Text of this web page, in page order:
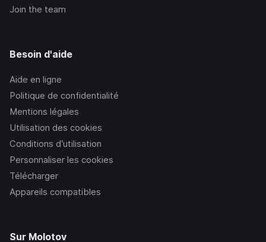
Join the team
Besoin d'aide
Aide en ligne
Politique de confidentialité
Mentions légales
Utilisation des cookies
Conditions d’utilisation
Personnaliser les cookies
Télécharger
Appareils compatibles
Sur Molotov